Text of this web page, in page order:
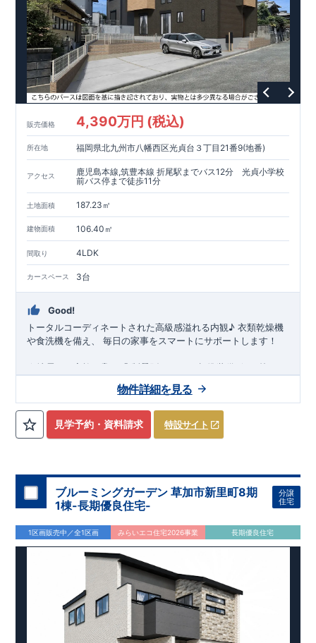
販売価格 4,390万円 (税込)
所在地 福岡県北九州市八幡西区光貞台３丁目21番9(地番)
アクセス
鹿児島本線,筑豊本線 折尾駅までバス12分 光貞小学校
前バス停まで徒歩11分
土地面積 187.23㎡
建物面積 106.40㎡
間取り 4LDK
カースペース 3台
Good!
トータルコーディネートされた高級感溢れる内観♪ ​衣類乾燥機
や食洗機を備え、
​毎日の家事をスマートにサポートします！
★ 地震から家族を守る 「 制震ダンパー 標準装備 ★
↑枠クリ
なスペース! ・開放感のあるリビング吹抜採用!
境
★★周辺施設が充実!毎日のお買い物にも便利!!
施設】 光貞小学校・・
・・
光貞幼稚園 ・・・・・約 350m(徒歩 5分)
【買い物施設】カーニバルプラスひびきの店・・・・・・約
130m
(徒歩 2分)
ホームプラザナフコ学研都市ひびきの店
1,300m(徒歩 17分)
ファミリーマート八幡学研台店・・・・・・・約
1,700m(徒歩 22分)
・・・・・・・・・・・・・
【その他の施設】 ひびきの南一丁目公
・・・・ ・ ・・・約 170m(徒歩 3分)
折尾西本城郵便局・
・・・・・・・・・・約
(徒歩 13分)
スマートフォンで見やすい特設サイトはこちら
見学予約・資料請求 特設サイト
物件詳細を見る
ブルーミングガーデン 草加市新里町8期
1棟-長期優良住宅-
分譲
住宅
1区画販売中／全1区画 みらいエコ住宅2026事業 長期優良住宅